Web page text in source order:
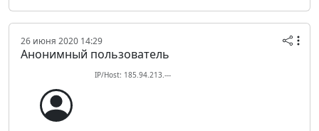
26 июня 2020 14:29
Анонимный пользователь
IP/Host: 185.94.213.---